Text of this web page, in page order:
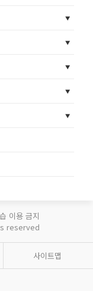
이용 금지
reserved
사이트맵